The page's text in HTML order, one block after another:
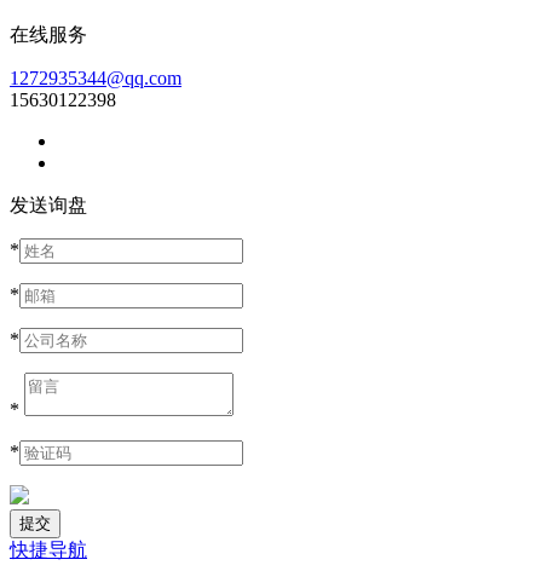
在线服务
1272935344@qq.com
15630122398
发送询盘
*
*
*
*
*
快捷导航